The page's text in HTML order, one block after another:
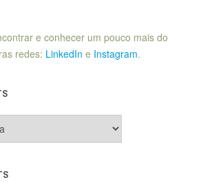
e conhecer um pouco mais do
redes: LinkedIn e Instagram.